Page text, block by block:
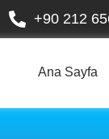
+90 212
Ana Sayfa